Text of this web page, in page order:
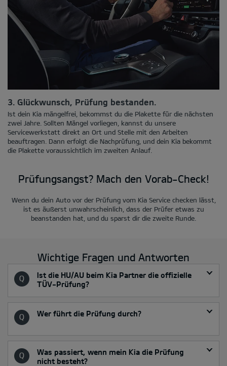
3. Glückwunsch, Prüfung bestanden.
Ist dein Kia mängelfrei, bekommst du die Plakette für die nächsten
zwei Jahre. Sollten Mängel vorliegen, kannst du unsere
Servicewerkstatt direkt an Ort und Stelle mit den Arbeiten
beauftragen. Dann erfolgt die Nachprüfung, und dein Kia bekommt
die Plakette voraussichtlich im zweiten Anlauf.
Prüfungsangst? Mach den Vorab-Check!
Wenn du dein Auto vor der Prüfung vom Kia Service checken lässt,
ist es äußerst unwahrscheinlich, dass der Prüfer etwas zu
beanstanden hat, und du sparst dir die zweite Runde.
Wichtige Fragen und Antworten
Ist die HU/AU beim Kia Partner die offizielle
TÜV-Prüfung?
Wer führt die Prüfung durch?
Was passiert, wenn mein Kia die Prüfung
nicht besteht?